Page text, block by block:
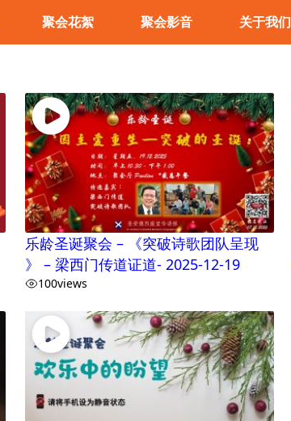
聚会花絮 聚会影音 关于我们
乐龄圣诞聚会 – 《突破诗歌团队呈现
》 – 梁西门传道证道- 2025-12-19
100views